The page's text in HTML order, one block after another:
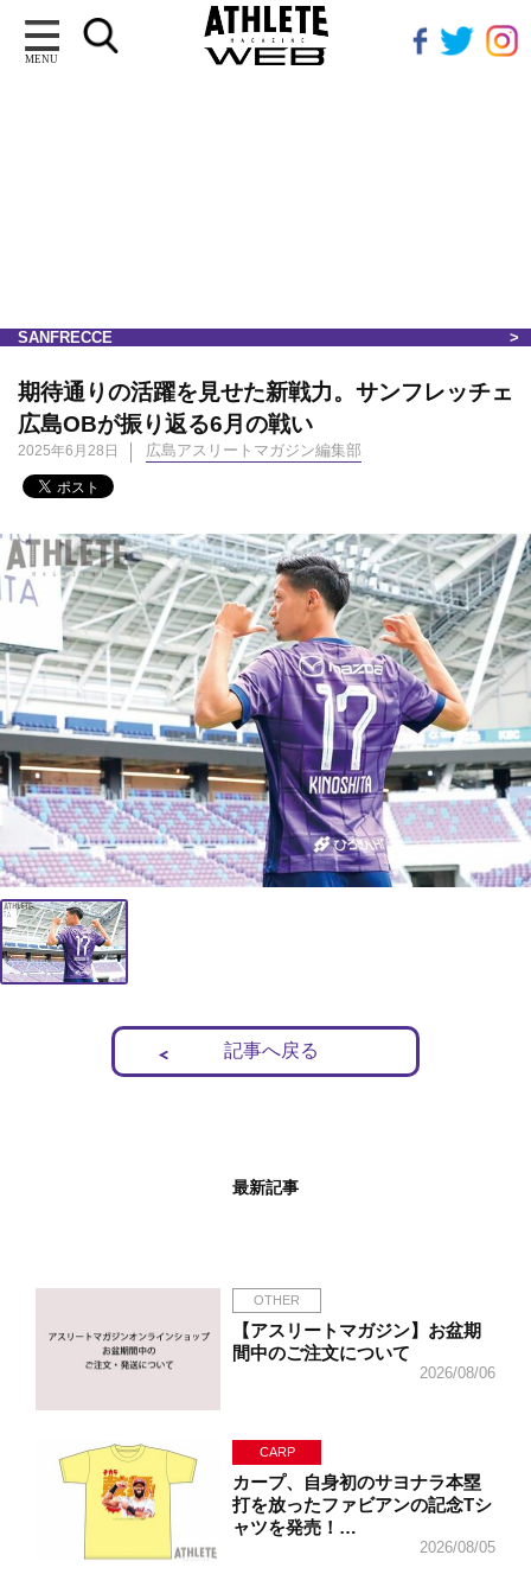
MENU
SANFRECCE
期待通りの活躍を見せた新戦力。サンフレッチェ
広島OBが振り返る6月の戦い
2025年6月28日 広島アスリートマガジン編集部
記事へ戻る
最新記事
OTHER
【アスリートマガジン】お盆期
間中のご注文について
2026/08/06
CARP
カープ、自身初のサヨナラ本塁
打を放ったファビアンの記念Tシ
ャツを発売！…
2026/08/05